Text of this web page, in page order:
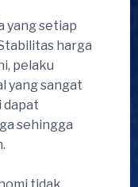
yang setiap
harga
pelaku
yang sangat
dapat
sehingga